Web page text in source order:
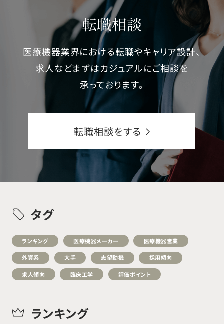
転職相談
医療機器業界における転職やキャリア設計、
求人などまずはカジュアルにご相談を
承っております。
転職相談をする
タグ
ランキング 医療機器メーカー 医療機器営業
外資系 大手 志望動機 採用傾向
求人傾向 臨床工学 評価ポイント
ランキング